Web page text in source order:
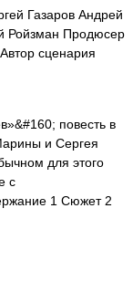
Газаров Андрей
Ройзман Продюсер
сценария
повесть в
и Сергея
для этого
с
1 Сюжет 2